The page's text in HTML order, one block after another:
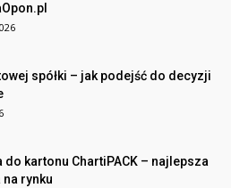
spółki – jak podejść do decyzji
do kartonu ChartiPACK – najlepsza
rynku